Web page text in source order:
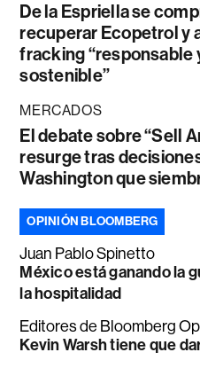
De la Espriella se
recuperar Ecopetrol y
fracking “responsable
sostenible”
MERCADOS
El debate sobre “Sell
resurge tras
Washington que
OPINIÓN BLOOMBERG
Juan Pablo Spinetto
México está ganando la
la hospitalidad
Editores de Bloomberg
Kevin Warsh tiene que